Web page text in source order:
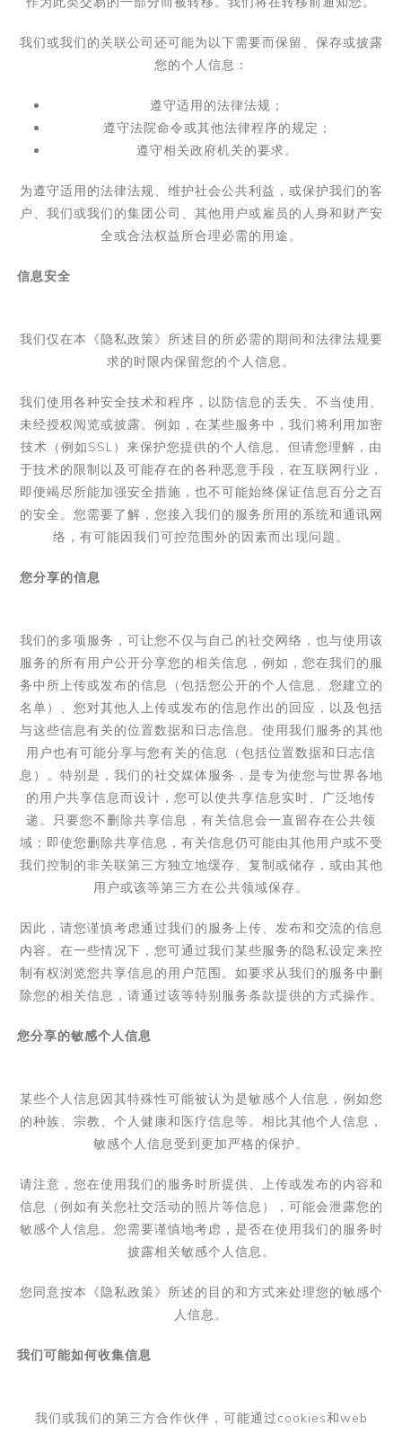
我们或我们的关联公司还可能为以下需要而保留、保存或披露
您的个人信息：
遵守适用的法律法规；
遵守法院命令或其他法律程序的规定；
遵守相关政府机关的要求。
为遵守适用的法律法规、维护社会公共利益，或保护我们的客
户、我们或我们的集团公司、其他用户或雇员的人身和财产安
全或合法权益所合理必需的用途。
信息安全
我们仅在本《隐私政策》所述目的所必需的期间和法律法规要
求的时限内保留您的个人信息。
我们使用各种安全技术和程序，以防信息的丢失、不当使用、
未经授权阅览或披露。例如，在某些服务中，我们将利用加密
技术（例如SSL）来保护您提供的个人信息。但请您理解，由
于技术的限制以及可能存在的各种恶意手段，在互联网行业，
即便竭尽所能加强安全措施，也不可能始终保证信息百分之百
的安全。您需要了解，您接入我们的服务所用的系统和通讯网
络，有可能因我们可控范围外的因素而出现问题。
您分享的信息
我们的多项服务，可让您不仅与自己的社交网络，也与使用该
服务的所有用户公开分享您的相关信息，例如，您在我们的服
务中所上传或发布的信息（包括您公开的个人信息、您建立的
名单）、您对其他人上传或发布的信息作出的回应，以及包括
与这些信息有关的位置数据和日志信息。使用我们服务的其他
用户也有可能分享与您有关的信息（包括位置数据和日志信
息）。特别是，我们的社交媒体服务，是专为使您与世界各地
的用户共享信息而设计，您可以使共享信息实时、广泛地传
递。只要您不删除共享信息，有关信息会一直留存在公共领
域；即使您删除共享信息，有关信息仍可能由其他用户或不受
我们控制的非关联第三方独立地缓存、复制或储存，或由其他
用户或该等第三方在公共领域保存。
因此，请您谨慎考虑通过我们的服务上传、发布和交流的信息
内容。 在一些情况下，您可通过我们某些服务的隐私设定来控
制有权浏览您共享信息的用户范围。如要求从我们的服务中删
除您的相关信息，请通过该等特别服务条款提供的方式操作。
您分享的敏感个人信息
某些个人信息因其特殊性可能被认为是敏感个人信息，例如您
的种族、宗教、个人健康和医疗信息等。相比其他个人信息，
敏感个人信息受到更加严格的保护。
请注意，您在使用我们的服务时所提供、上传或发布的内容和
信息（例如有关您社交活动的照片等信息），可能会泄露您的
敏感个人信息。您需要谨慎地考虑，是否在使用我们的服务时
披露相关敏感个人信息。
您同意按本《隐私政策》所述的目的和方式来处理您的敏感个
人信息。
我们可能如何收集信息
我们或我们的第三方合作伙伴，可能通过cookies和web